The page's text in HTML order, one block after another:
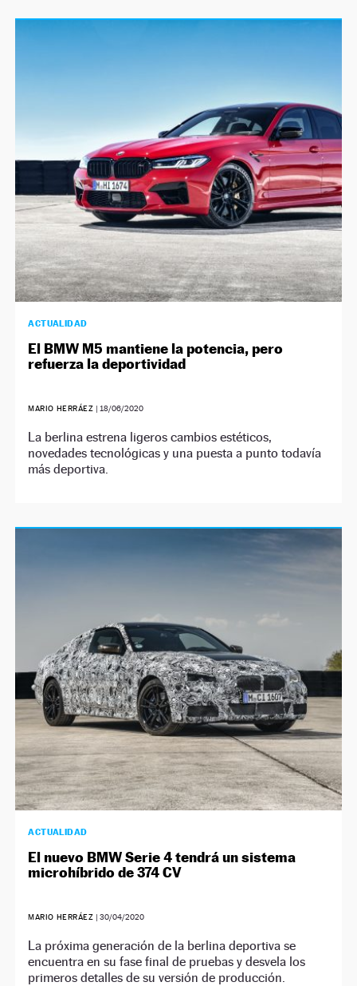
ACTUALIDAD
El BMW M5 mantiene la potencia, pero
refuerza la deportividad
MARIO HERRÁEZ | 18/06/2020
La berlina estrena ligeros cambios estéticos,
novedades tecnológicas y una puesta a punto todavía
más deportiva.
ACTUALIDAD
El nuevo BMW Serie 4 tendrá un sistema
microhíbrido de 374 CV
MARIO HERRÁEZ | 30/04/2020
La próxima generación de la berlina deportiva se
encuentra en su fase final de pruebas y desvela los
primeros detalles de su versión de producción.